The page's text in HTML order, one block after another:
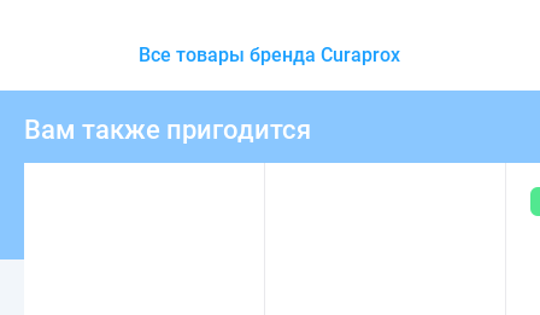
Все товары бренда Curaprox
Вам также пригодится